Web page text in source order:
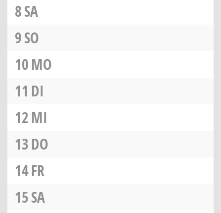
8SA
9SO
10MO
11 DI
12MI
13DO
14FR
15SA